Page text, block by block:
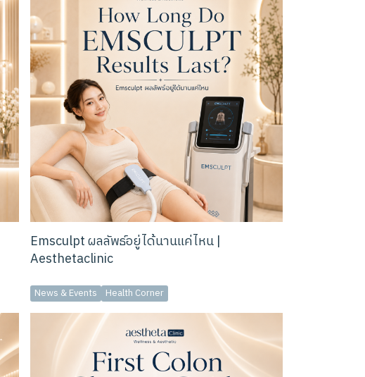
Emsculpt ผลลัพธ์อยู่ได้นานแค่ไหน |
Aesthetaclinic
News & Events Health Corner